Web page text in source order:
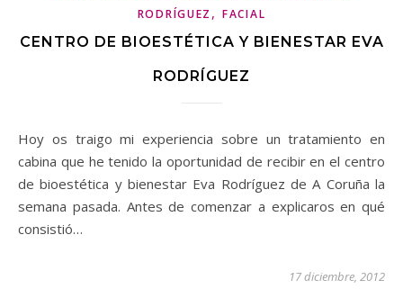
RODRÍGUEZ ,FACIAL
CENTRO DE BIOESTÉTICA Y BIENESTAR EVA
RODRÍGUEZ
Hoy os traigo mi experiencia sobre un tratamiento en
cabina que he tenido la oportunidad de recibir en el centro
de bioestética y bienestar Eva Rodríguez de A Coruña la
semana pasada. Antes de comenzar a explicaros en qué
consistió…
17 diciembre, 2012